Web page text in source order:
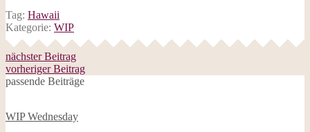
Tag: Hawaii
Kategorie: WIP
nächster Beitrag
vorheriger Beitrag
passende Beiträge
WIP Wednesday